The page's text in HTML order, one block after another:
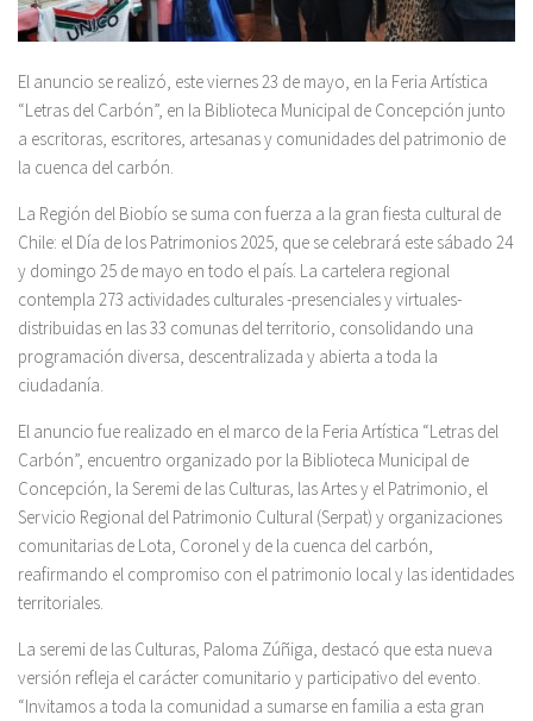
El anuncio se realizó, este viernes 23 de mayo, en la Feria Artística
“Letras del Carbón”, en la Biblioteca Municipal de Concepción junto
a escritoras, escritores, artesanas y comunidades del patrimonio de
la cuenca del carbón.
La Región del Biobío se suma con fuerza a la gran fiesta cultural de
Chile: el Día de los Patrimonios 2025, que se celebrará este sábado 24
y domingo 25 de mayo en todo el país. La cartelera regional
contempla 273 actividades culturales -presenciales y virtuales-
distribuidas en las 33 comunas del territorio, consolidando una
programación diversa, descentralizada y abierta a toda la
ciudadanía.
El anuncio fue realizado en el marco de la Feria Artística “Letras del
Carbón”, encuentro organizado por la Biblioteca Municipal de
Concepción, la Seremi de las Culturas, las Artes y el Patrimonio, el
Servicio Regional del Patrimonio Cultural (Serpat) y organizaciones
comunitarias de Lota, Coronel y de la cuenca del carbón,
reafirmando el compromiso con el patrimonio local y las identidades
territoriales.
La seremi de las Culturas, Paloma Zúñiga, destacó que esta nueva
versión refleja el carácter comunitario y participativo del evento.
“Invitamos a toda la comunidad a sumarse en familia a esta gran